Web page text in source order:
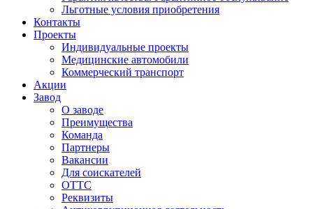
Льготные условия приобретения
Контакты
Проекты
Индивидуальные проекты
Медицинские автомобили
Коммерческий транспорт
Акции
Завод
О заводе
Преимущества
Команда
Партнеры
Вакансии
Для соискателей
ОТТС
Реквизиты